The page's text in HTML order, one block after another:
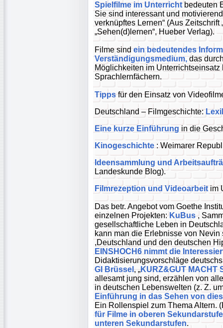
Spielfilme im Unterrichtbedeuten
Sie sind interessant und
verknüpftes Lernen“ (Aus Zeitschrift
„Sehen(d)lernen“, Hueber Verlag).
Filme sind ein bedeutendes
Verständigungsmedium, das
Möglichkeiten im
Sprachlernfächern.
Tipps für den Einsatz von
Deutschland – Filmgeschichte:
Eine kurze Einführung in die
Kinogeschichte : Weimarer
Ideensammlung und
Landeskunde Blog).
Filmrezeption und Videoarbeit im
Das betr. Angebot vom Goethe
einzelnen Projekten: KuBus ,
gesellschaftliche Leben in
kann man die Erlebnisse von
,Deutschland und den deutschen
EINSHOCH6 nimmt die
Didaktisierungsvorschläge
GI Brüssel , „KURZ&GUT MACHT
allesamt jung sind, erzählen von
in deutschen Lebenswelten (z. Z.
Einführung in das Sehen von
Ein Rollenspiel zum Thema Altern.
für Filme in oberen
unteren Sekundarstufen.